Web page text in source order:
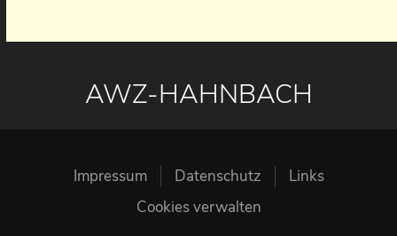
AWZ-HAHNBACH
Impressum Datenschutz
Links
Cookies verwalten